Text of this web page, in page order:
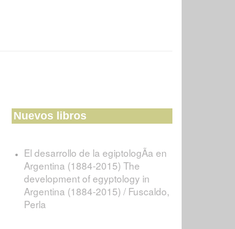
Nuevos libros
El desarrollo de la egiptologÃ­a en
Argentina (1884-2015) The
development of egyptology in
Argentina (1884-2015) / Fuscaldo,
Perla